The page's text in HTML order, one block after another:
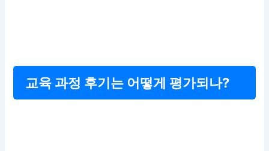
교육 과정 후기는 어떻게 평가되나?